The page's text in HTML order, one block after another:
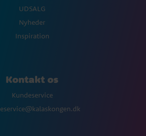
UDSALG
Nyheder
Inspiration
Kontakt os
Kundeservice